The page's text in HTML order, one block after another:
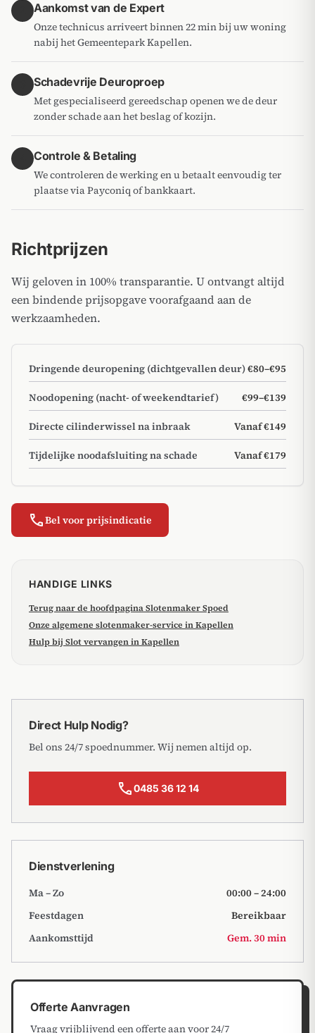
Aankomst van de Expert
Onze technicus arriveert binnen 22 min bij uw woning
nabij het Gemeentepark Kapellen.
Schadevrije Deuroproep
Met gespecialiseerd gereedschap openen we de deur
zonder schade aan het beslag of kozijn.
Controle & Betaling
We controleren de werking en u betaalt eenvoudig ter
plaatse via Payconiq of bankkaart.
Richtprijzen
Wij geloven in 100% transparantie. U ontvangt altijd
een bindende prijsopgave voorafgaand aan de
werkzaamheden.
Dringende deuropening (dichtgevallen deur)€80–€95
Noodopening (nacht- of weekendtarief) €99–€139
Directe cilinderwissel na inbraak Vanaf €149
Tijdelijke noodafsluiting na schade Vanaf €179
callBel voor prijsindicatie
HANDIGE LINKS
Terug naar de hoofdpagina Slotenmaker Spoed
Onze algemene slotenmaker-service in Kapellen
Hulp bij Slot vervangen in Kapellen
Direct Hulp Nodig?
Bel ons 24/7 spoednummer. Wij nemen altijd op.
call0485 36 12 14
Dienstverlening
Ma – Zo
00:00 – 24:00
Feestdagen
Bereikbaar
Aankomsttijd
Gem. 30 min
Offerte Aanvragen
Vraag vrijblijvend een offerte aan voor 24/7